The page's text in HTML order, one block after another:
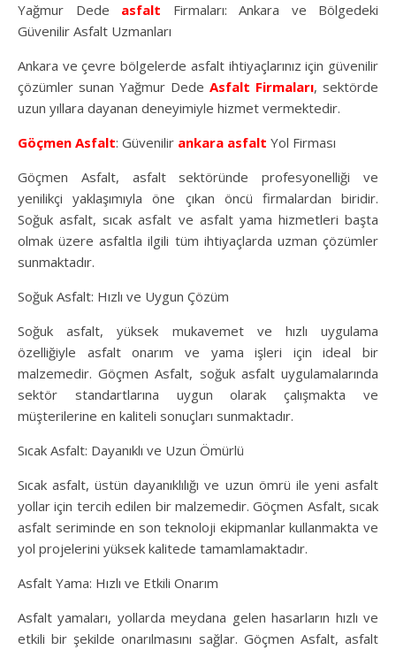
Yağmur Dede asfalt Firmaları: Ankara ve Bölgedeki
Güvenilir Asfalt Uzmanları
Ankara ve çevre bölgelerde asfalt ihtiyaçlarınız için güvenilir
çözümler sunan Yağmur Dede Asfalt Firmaları, sektörde
uzun yıllara dayanan deneyimiyle hizmet vermektedir.
Göçmen Asfalt: Güvenilir ankara asfalt Yol Firması
Göçmen Asfalt, asfalt sektöründe profesyonelliği ve
yenilikçi yaklaşımıyla öne çıkan öncü firmalardan biridir.
Soğuk asfalt, sıcak asfalt ve asfalt yama hizmetleri başta
olmak üzere asfaltla ilgili tüm ihtiyaçlarda uzman çözümler
sunmaktadır.
Soğuk Asfalt: Hızlı ve Uygun Çözüm
Soğuk asfalt, yüksek mukavemet ve hızlı uygulama
özelliğiyle asfalt onarım ve yama işleri için ideal bir
malzemedir. Göçmen Asfalt, soğuk asfalt uygulamalarında
sektör standartlarına uygun olarak çalışmakta ve
müşterilerine en kaliteli sonuçları sunmaktadır.
Sıcak Asfalt: Dayanıklı ve Uzun Ömürlü
Sıcak asfalt, üstün dayanıklılığı ve uzun ömrü ile yeni asfalt
yollar için tercih edilen bir malzemedir. Göçmen Asfalt, sıcak
asfalt seriminde en son teknoloji ekipmanlar kullanmakta ve
yol projelerini yüksek kalitede tamamlamaktadır.
Asfalt Yama: Hızlı ve Etkili Onarım
Asfalt yamaları, yollarda meydana gelen hasarların hızlı ve
etkili bir şekilde onarılmasını sağlar. Göçmen Asfalt, asfalt